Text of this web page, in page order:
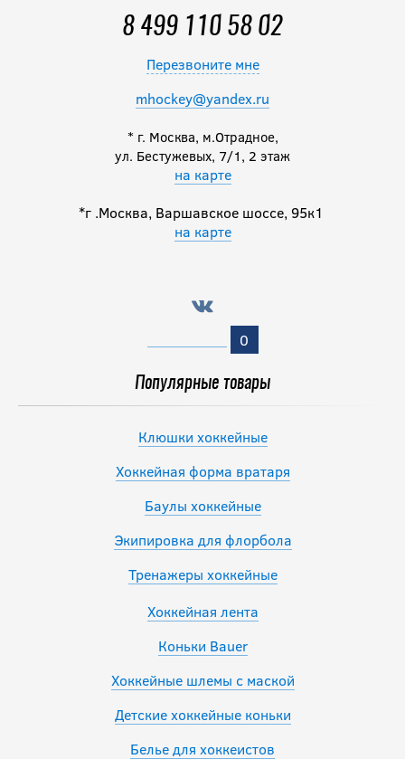
4 200 руб.
8 499 110 58 02
Перезвоните мне
mhockey@yandex.ru
* г. Москва, м.Отрадное,
ул. Бестужевых, 7/1, 2 этаж
на карте
*г .Москва, Варшавское шоссе, 95к1
на карте
0
Популярные товары
Клюшки хоккейные
Хоккейная форма вратаря
Баулы хоккейные
Экипировка для флорбола
Тренажеры хоккейные
Хоккейная лента
Коньки Bauer
Хоккейные шлемы с маской
Детские хоккейные коньки
Белье для хоккеистов